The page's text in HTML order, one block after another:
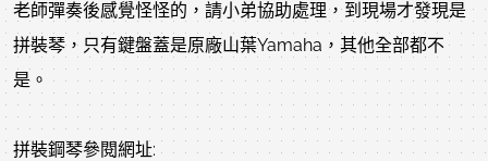
老師彈奏後感覺怪怪的，請小弟協助處理，到現場才發現是
拼裝琴，只有鍵盤蓋是原廠山葉Yamaha，其他全部都不
是。
拼裝鋼琴參閱網址: